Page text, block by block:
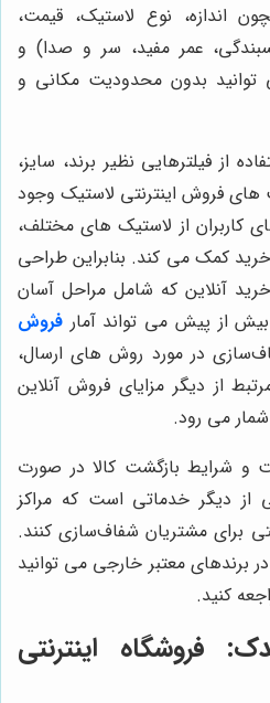
اندازه، نوع لاستیک، قیمت،
عمر مفید، سر و صدا) و
بدون محدودیت مکانی و
از فیلترهایی نظیر برند، سایز،
فروش اینترنتی لاستیک وجود
کاربران از لاستیک های مختلف،
کمک می کند. بنابراین طراحی
خرید آنلاین که شامل مراحل آسان
از پیش می تواند آمار فروش
در مورد روش های ارسال،
از دیگر مزایای فروش آنلاین
می رود.
و شرایط بازگشت کالا در صورت
دیگر خدماتی است که مراکز
برای مشتریان شفاف‌سازی کنند.
برندهای معتبر خارجی می توانید
کنید.
: فروشگاه اینترنتی